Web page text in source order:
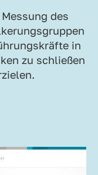
des
in
zu schließen